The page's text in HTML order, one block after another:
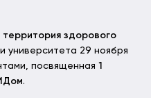
территория здорового
университета 29 ноября
посвященная 1
.